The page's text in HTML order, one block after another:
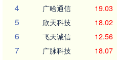
4 广哈通信 19.03
5 欣天科技 18.02
6 飞天诚信 12.56
7 广脉科技 18.07